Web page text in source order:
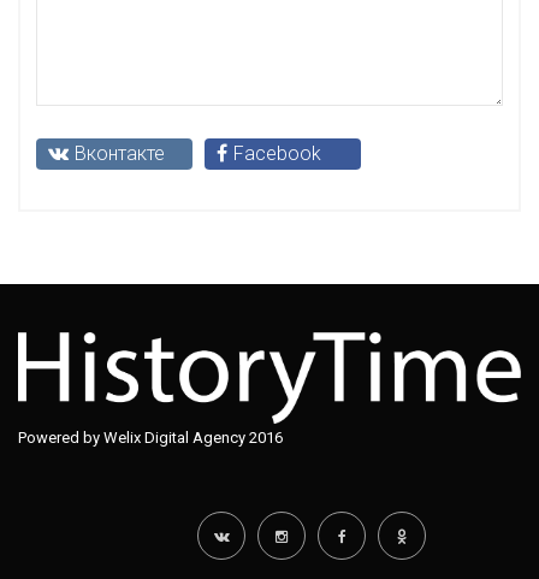
Вконтакте Facebook
Powered by Welix Digital Agency 2016